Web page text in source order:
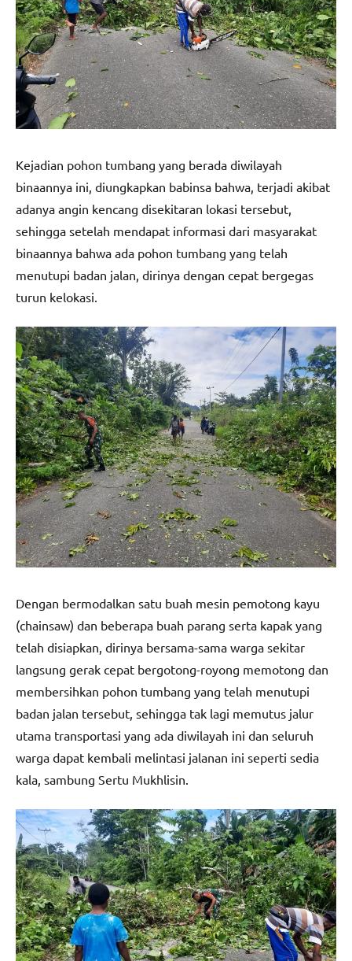
Kejadian pohon tumbang yang berada diwilayah
binaannya ini, diungkapkan babinsa bahwa, terjadi akibat
adanya angin kencang disekitaran lokasi tersebut,
sehingga setelah mendapat informasi dari masyarakat
binaannya bahwa ada pohon tumbang yang telah
menutupi badan jalan, dirinya dengan cepat bergegas
turun kelokasi.
Dengan bermodalkan satu buah mesin pemotong kayu
(chainsaw) dan beberapa buah parang serta kapak yang
telah disiapkan, dirinya bersama-sama warga sekitar
langsung gerak cepat bergotong-royong memotong dan
membersihkan pohon tumbang yang telah menutupi
badan jalan tersebut, sehingga tak lagi memutus jalur
utama transportasi yang ada diwilayah ini dan seluruh
warga dapat kembali melintasi jalanan ini seperti sedia
kala, sambung Sertu Mukhlisin.